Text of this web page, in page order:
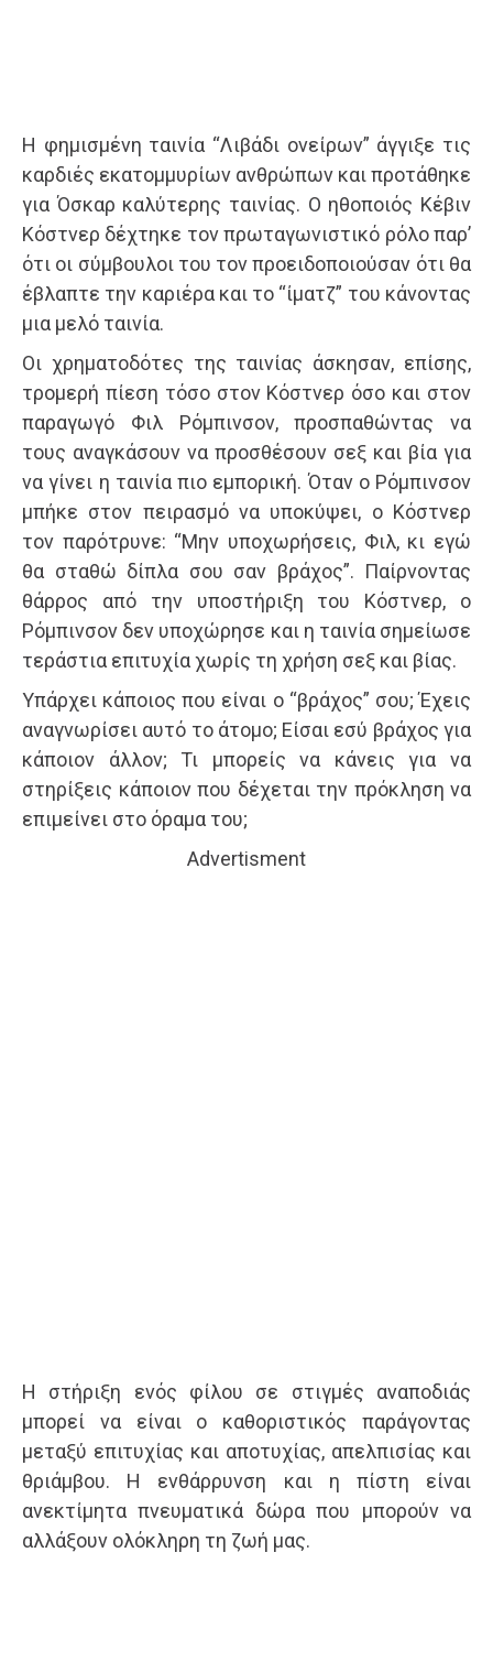
Η φημισμένη ταινία “Λιβάδι ονείρων” άγγιξε τις
καρδιές εκατομμυρίων ανθρώπων και προτάθηκε
για Όσκαρ καλύτερης ταινίας. Ο ηθοποιός Κέβιν
Κόστνερ δέχτηκε τον πρωταγωνιστικό ρόλο παρ’
ότι οι σύμβουλοι του τον προειδοποιούσαν ότι θα
έβλαπτε την καριέρα και το “ίματζ” του κάνοντας
μια μελό ταινία.
Οι χρηματοδότες της ταινίας άσκησαν, επίσης,
τρομερή πίεση τόσο στον Κόστνερ όσο και στον
παραγωγό Φιλ Ρόμπινσον, προσπαθώντας να
τους αναγκάσουν να προσθέσουν σεξ και βία για
να γίνει η ταινία πιο εμπορική. Όταν ο Ρόμπινσον
μπήκε στον πειρασμό να υποκύψει, ο Κόστνερ
τον παρότρυνε: “Μην υποχωρήσεις, Φιλ, κι εγώ
θα σταθώ δίπλα σου σαν βράχος”. Παίρνοντας
θάρρος από την υποστήριξη του Κόστνερ, ο
Ρόμπινσον δεν υποχώρησε και η ταινία σημείωσε
τεράστια επιτυχία χωρίς τη χρήση σεξ και βίας.
Υπάρχει κάποιος που είναι ο “βράχος” σου; Έχεις
αναγνωρίσει αυτό το άτομο; Είσαι εσύ βράχος για
κάποιον άλλον; Τι μπορείς να κάνεις για να
στηρίξεις κάποιον που δέχεται την πρόκληση να
επιμείνει στο όραμα του;
Advertisment
Η στήριξη ενός φίλου σε στιγμές αναποδιάς
μπορεί να είναι ο καθοριστικός παράγοντας
μεταξύ επιτυχίας και αποτυχίας, απελπισίας και
θριάμβου. Η ενθάρρυνση και η πίστη είναι
ανεκτίμητα πνευματικά δώρα που μπορούν να
αλλάξουν ολόκληρη τη ζωή μας.